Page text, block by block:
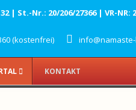
32 | St.-Nr.: 20/206/27366 | VR-NR:
(kostenfrei)
KONTAKT